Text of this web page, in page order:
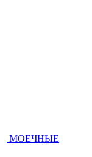
МОЕЧНЫЕ